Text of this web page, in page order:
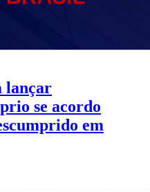
lançar
se acordo
em